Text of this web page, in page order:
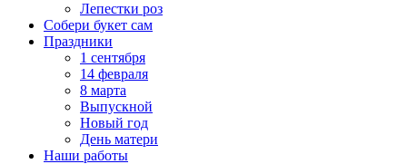
Лепестки роз
Собери букет сам
Праздники
1 сентября
14 февраля
8 марта
Выпускной
Новый год
День матери
Наши работы